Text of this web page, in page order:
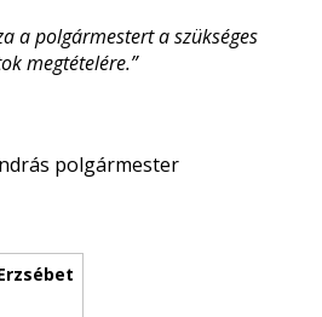
a polgármestert a szükséges
megtételére.”
polgármester